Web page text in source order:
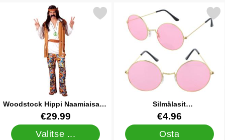
Woodstock Hippi Naamiaisasu
Medium
Tuote.nro 11528
€29.99
Valitse ...
woodstock Hippi Naamiaisasu Medium suosikiksi
Silmälasit
Vaaleanpunainen/Kulta
Tuote.nro 86041
€4.96
Osta
Merkitse silmälasit